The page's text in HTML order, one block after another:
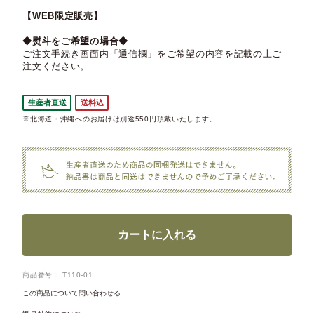
【WEB限定販売】
◆熨斗をご希望の場合◆
ご注文手続き画面内「通信欄」をご希望の内容を記載の上ご
注文ください。
生産者直送 送料込
※北海道・沖縄へのお届けは別途550円頂戴いたします。
カートに入れる
商品番号 T110-01
この商品について問い合わせる